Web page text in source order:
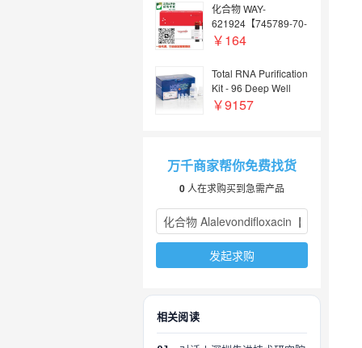
化合物 WAY-
621924【745789-70-
2】
￥164
Total RNA Purification
Kit - 96 Deep Well
Plate Format Dx
￥9157
万千商家帮你免费找货
0 人在求购买到急需产品
发起求购
相关阅读